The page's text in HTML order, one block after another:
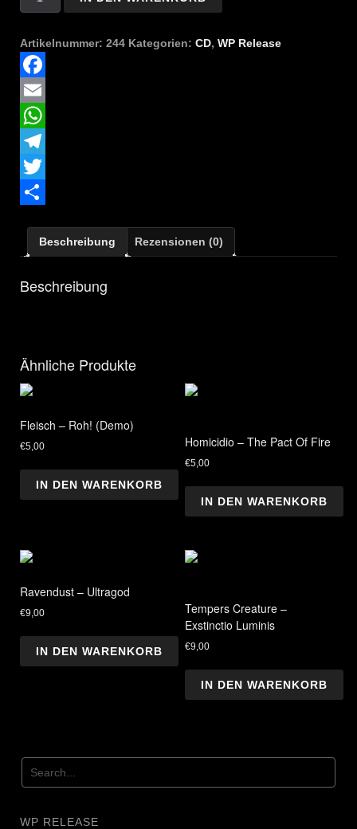
Communion
Menge
Artikelnummer: 244 Kategorien: CD, WP Release
Facebook
Email
WhatsApp
Telegram
Twitter
Beschreibung
Rezensionen (0)
Beschreibung
Ähnliche Produkte
Fleisch – Roh! (Demo)
€5,00
IN DEN WARENKORB
Homicidio – The Pact Of Fire
€5,00
IN DEN WARENKORB
Ravendust – Ultragod
€9,00
IN DEN WARENKORB
Tempers Creature –
Exstinctio Luminis
€9,00
IN DEN WARENKORB
WP RELEASE